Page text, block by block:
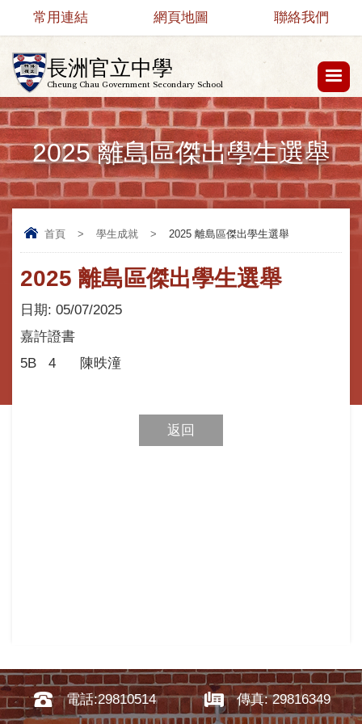
長洲官立中學
Cheung Chau Government Secondary School
常用連結 網頁地圖 聯絡我們
2025 離島區傑出學生選舉
首頁 > 學生成就 > 2025 離島區傑出學生選舉
2025 離島區傑出學生選舉
日期: 05/07/2025
嘉許證書
5B
4 陳昳潼
返回
電話:29810514 傳真: 29816349